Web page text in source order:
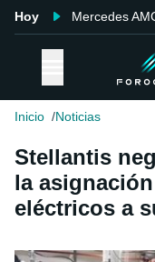
Hoy Mercedes
Inicio Noticias
Stellantis
la
eléctricos a